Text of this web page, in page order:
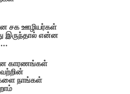
சக ஊழியர்கள்
இருந்தால் என்ன
காரணங்கள்
நாங்கள்